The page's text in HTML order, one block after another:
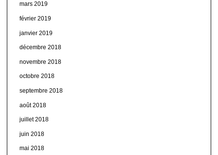
mars 2019
février 2019
janvier 2019
décembre 2018
novembre 2018
octobre 2018
septembre 2018
août 2018
juillet 2018
juin 2018
mai 2018